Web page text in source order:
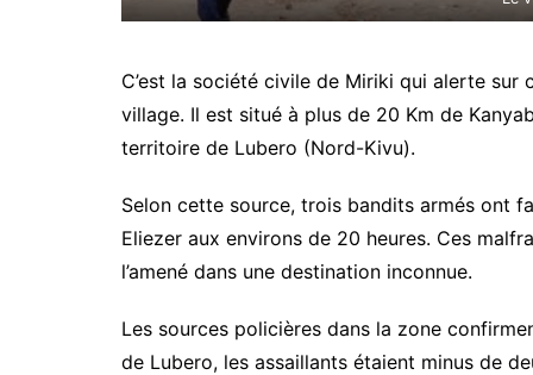
C’est la société civile de Miriki qui alerte sur
village. Il est situé à plus de 20 Km de
territoire de Lubero (Nord-Kivu).
Selon cette source, trois bandits armés ont
Eliezer aux environs de 20 heures. Ces
l’amené dans une destination inconnue.
Les sources policières dans la zone
de Lubero, les assaillants étaient minus de